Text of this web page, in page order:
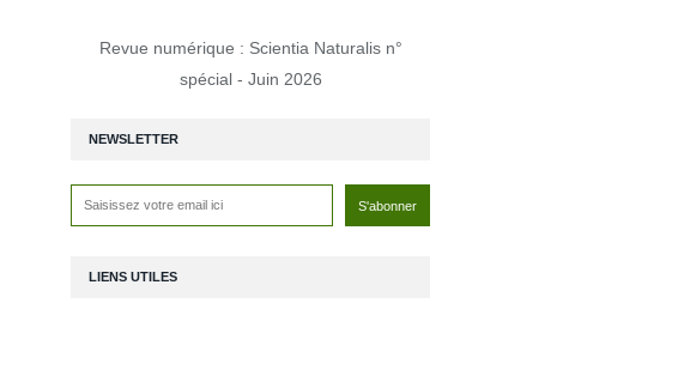
NEWSLETTER
Revue numérique : Scientia Naturalis n°
spécial - Juin 2026
LIENS UTILES